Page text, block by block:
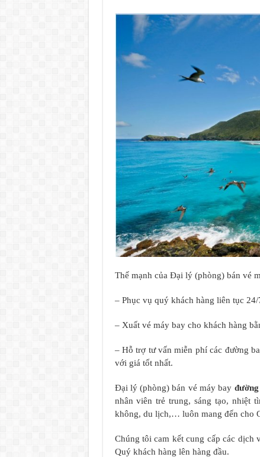
Thế mạnh của Đại lý (phòng) bán vé
– Phục vụ quý khách hàng liên tục 24/
– Xuất vé máy bay cho khách hàng
– Hỗ trợ tư vấn miễn phí các đường
với giá tốt nhất.
Đại lý (phòng) bán vé máy bay
nhân viên trẻ trung, sáng tạo, nhiệt
không, du lịch,… luôn mang đến cho
Chúng tôi cam kết cung cấp các
Quý khách hàng lên hàng đầu.